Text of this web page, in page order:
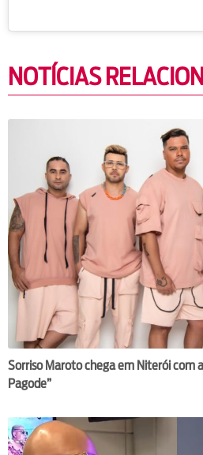
NOTÍCIAS
Sorriso Maroto chega em Niterói com
Pagode”